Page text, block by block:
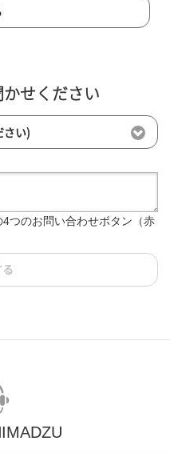
せください
さい)
つのお問い合わせボタン（赤
る